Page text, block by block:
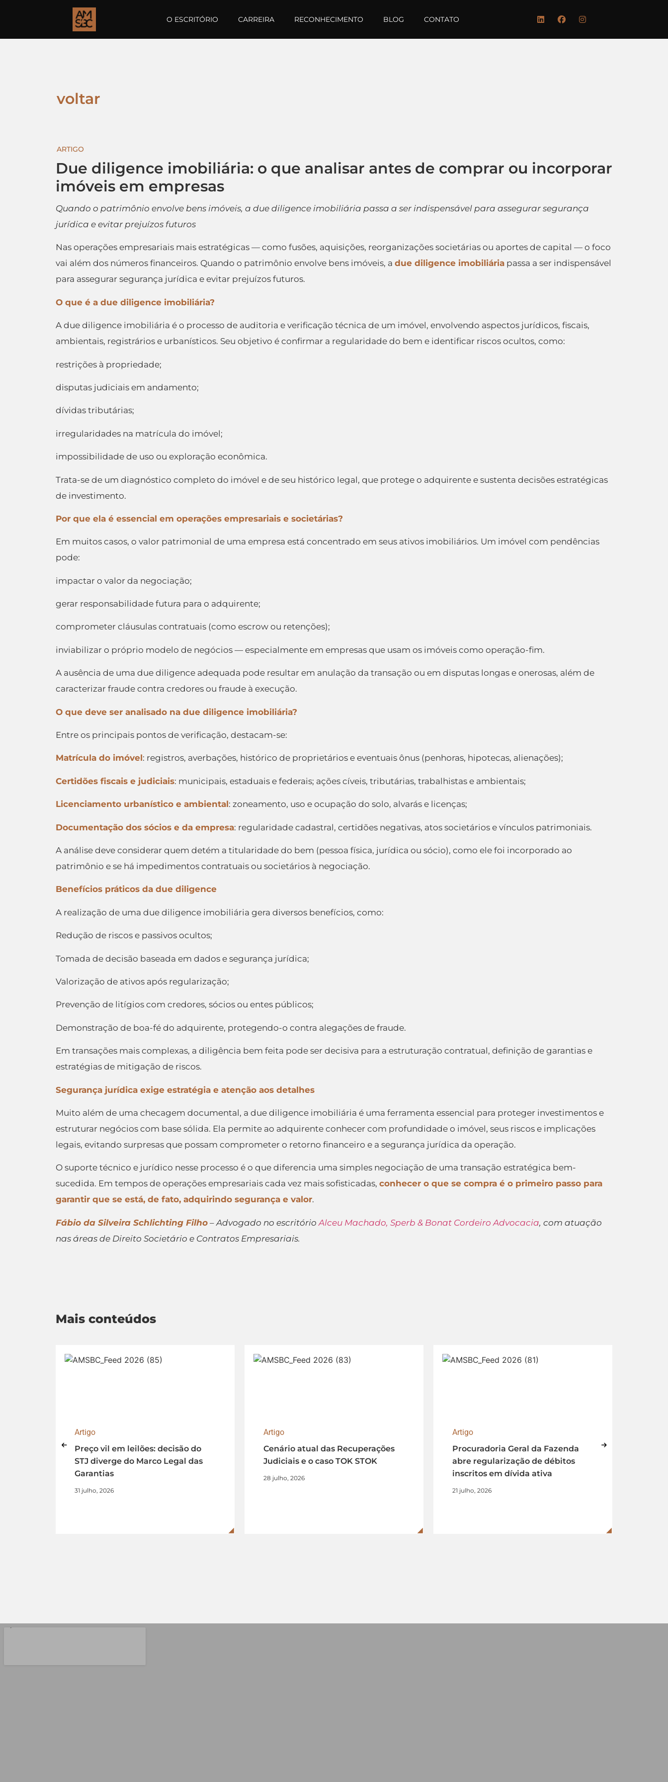
O ESCRITÓRIO CARREIRA RECONHECIMENTO BLOG CONTATO
voltar
ARTIGO
Due diligence imobiliária: o que analisar antes de comprar ou incorporar
imóveis em empresas
Quando o patrimônio envolve bens imóveis, a due diligence imobiliária passa a ser indispensável para assegurar segurança
jurídica e evitar prejuízos futuros
Nas operações empresariais mais estratégicas — como fusões, aquisições, reorganizações societárias ou aportes de capital — o foco
vai além dos números financeiros. Quando o patrimônio envolve bens imóveis, a due diligence imobiliária passa a ser indispensável
para assegurar segurança jurídica e evitar prejuízos futuros.
O que é a due diligence imobiliária?
A due diligence imobiliária é o processo de auditoria e verificação técnica de um imóvel, envolvendo aspectos jurídicos, fiscais,
ambientais, registrários e urbanísticos. Seu objetivo é confirmar a regularidade do bem e identificar riscos ocultos, como:
restrições à propriedade;
disputas judiciais em andamento;
dívidas tributárias;
irregularidades na matrícula do imóvel;
impossibilidade de uso ou exploração econômica.
Trata-se de um diagnóstico completo do imóvel e de seu histórico legal, que protege o adquirente e sustenta decisões estratégicas
de investimento.
Por que ela é essencial em operações empresariais e societárias?
Em muitos casos, o valor patrimonial de uma empresa está concentrado em seus ativos imobiliários. Um imóvel com pendências
pode:
impactar o valor da negociação;
gerar responsabilidade futura para o adquirente;
comprometer cláusulas contratuais (como escrow ou retenções);
inviabilizar o próprio modelo de negócios — especialmente em empresas que usam os imóveis como operação-fim.
A ausência de uma due diligence adequada pode resultar em anulação da transação ou em disputas longas e onerosas, além de
caracterizar fraude contra credores ou fraude à execução.
O que deve ser analisado na due diligence imobiliária?
Entre os principais pontos de verificação, destacam-se:
Matrícula do imóvel: registros, averbações, histórico de proprietários e eventuais ônus (penhoras, hipotecas, alienações);
Certidões fiscais e judiciais: municipais, estaduais e federais; ações cíveis, tributárias, trabalhistas e ambientais;
Licenciamento urbanístico e ambiental: zoneamento, uso e ocupação do solo, alvarás e licenças;
Documentação dos sócios e da empresa: regularidade cadastral, certidões negativas, atos societários e vínculos patrimoniais.
A análise deve considerar quem detém a titularidade do bem (pessoa física, jurídica ou sócio), como ele foi incorporado ao
patrimônio e se há impedimentos contratuais ou societários à negociação.
Benefícios práticos da due diligence
A realização de uma due diligence imobiliária gera diversos benefícios, como:
Redução de riscos e passivos ocultos;
Tomada de decisão baseada em dados e segurança jurídica;
Valorização de ativos após regularização;
Prevenção de litígios com credores, sócios ou entes públicos;
Demonstração de boa-fé do adquirente, protegendo-o contra alegações de fraude.
Em transações mais complexas, a diligência bem feita pode ser decisiva para a estruturação contratual, definição de garantias e
estratégias de mitigação de riscos.
Segurança jurídica exige estratégia e atenção aos detalhes
Muito além de uma checagem documental, a due diligence imobiliária é uma ferramenta essencial para proteger investimentos e
estruturar negócios com base sólida. Ela permite ao adquirente conhecer com profundidade o imóvel, seus riscos e implicações
legais, evitando surpresas que possam comprometer o retorno financeiro e a segurança jurídica da operação.
O suporte técnico e jurídico nesse processo é o que diferencia uma simples negociação de uma transação estratégica bem-
sucedida. Em tempos de operações empresariais cada vez mais sofisticadas, conhecer o que se compra é o primeiro passo para
garantir que se está, de fato, adquirindo segurança e valor.
Fábio da Silveira Schlichting Filho – Advogado no escritório Alceu Machado, Sperb & Bonat Cordeiro Advocacia, com atuação
nas áreas de Direito Societário e Contratos Empresariais.
Mais conteúdos
Artigo
Preço vil em leilões: decisão do
STJ diverge do Marco Legal das
Garantias
31 julho, 2026
Artigo
Cenário atual das Recuperações
Judiciais e o caso TOK STOK
28 julho, 2026
Artigo
Procuradoria Geral da Fazenda
abre regularização de débitos
inscritos em dívida ativa
21 julho, 2026